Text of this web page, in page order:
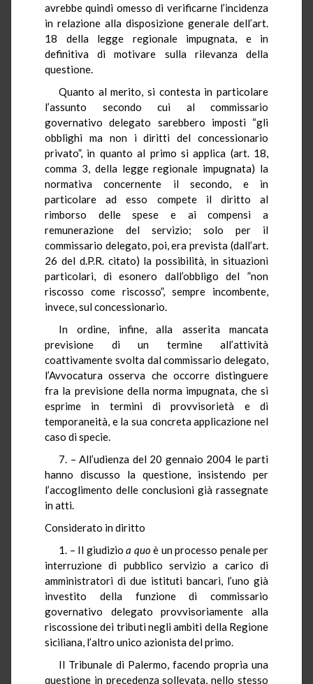
avrebbe quindi omesso di verificarne l’incidenza
in relazione alla disposizione generale dell’art.
18 della legge regionale impugnata, e in
definitiva di motivare sulla rilevanza della
questione.
Quanto al merito, si contesta in particolare
l’assunto secondo cui al commissario
governativo delegato sarebbero imposti “gli
obblighi ma non i diritti del concessionario
privato”, in quanto al primo si applica (art. 18,
comma 3, della legge regionale impugnata) la
normativa concernente il secondo, e in
particolare ad esso compete il diritto al
rimborso delle spese e ai compensi a
remunerazione del servizio; solo per il
commissario delegato, poi, era prevista (dall’art.
26 del d.P.R. citato) la possibilità, in situazioni
particolari, di esonero dall’obbligo del ”non
riscosso come riscosso”, sempre incombente,
invece, sul concessionario.
In ordine, infine, alla asserita mancata
previsione di un termine all’attività
coattivamente svolta dal commissario delegato,
l’Avvocatura osserva che occorre distinguere
fra la previsione della norma impugnata, che si
esprime in termini di provvisorietà e di
temporaneità, e la sua concreta applicazione nel
caso di specie.
7. – All’udienza del 20 gennaio 2004 le parti
hanno discusso la questione, insistendo per
l’accoglimento delle conclusioni già rassegnate
in atti.
Considerato in diritto
1. – Il giudizio a quoè un processo penale per
interruzione di pubblico servizio a carico di
amministratori di due istituti bancari, l’uno già
investito della funzione di commissario
governativo delegato provvisoriamente alla
riscossione dei tributi negli ambiti della Regione
siciliana, l’altro unico azionista del primo.
Il Tribunale di Palermo, facendo propria una
questione in precedenza sollevata, nello stesso